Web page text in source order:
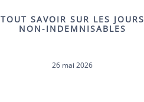
TOUT SAVOIR SUR LES JOURS
NON-INDEMNISABLES
26 mai 2026